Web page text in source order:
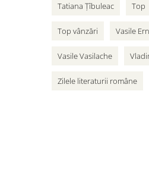
Tatiana Țîbuleac Top
Top vânzări Vasile
Vasile Vasilache
Zilele literaturii române